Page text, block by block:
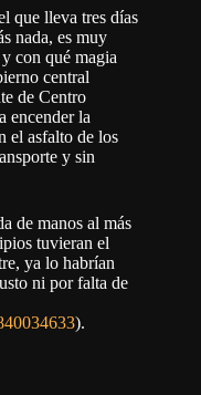
que lleva tres días
nada, es muy
con qué magia
central
de Centro
encender la
el asfalto de los
y sin
de manos al más
tuvieran el
ya lo habrían
ni por falta de
).